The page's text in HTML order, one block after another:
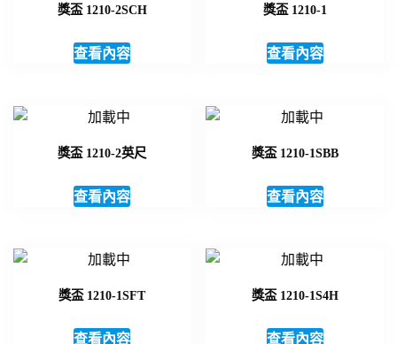
獎盃 1210-2SCH
查看內容
獎盃 1210-1
查看內容
獎盃 1210-2英尺
查看內容
獎盃 1210-1SBB
查看內容
獎盃 1210-1SFT
查看內容
獎盃 1210-1S4H
查看內容